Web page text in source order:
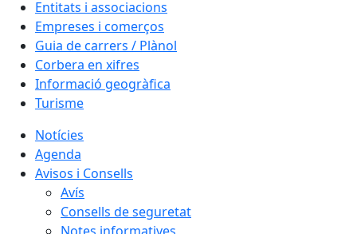
Entitats i associacions
Empreses i comerços
Guia de carrers / Plànol
Corbera en xifres
Informació geogràfica
Turisme
Notícies
Agenda
Avisos i Consells
Avís
Consells de seguretat